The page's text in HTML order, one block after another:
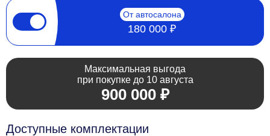
От автосалона
180 000 ₽
Максимальная выгода
при покупке до 10 августа
900 000 ₽
Доступные комплектации